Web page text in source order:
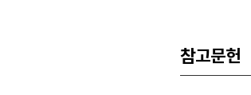
참고문헌